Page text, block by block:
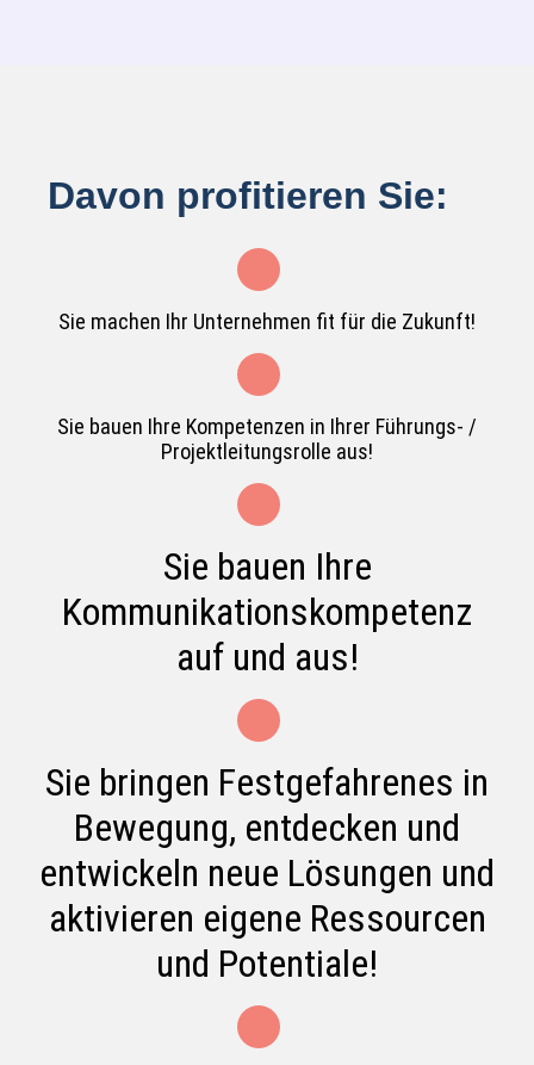
Davon profitieren Sie:
Sie machen Ihr Unternehmen fit für die Zukunft!
Sie bauen Ihre Kompetenzen in Ihrer Führungs- /
Projektleitungsrolle aus!
Sie bauen Ihre
Kommunikationskompetenz
auf und aus!
Sie bringen Festgefahrenes in
Bewegung, entdecken und
entwickeln neue Lösungen und
aktivieren eigene Ressourcen
und Potentiale!